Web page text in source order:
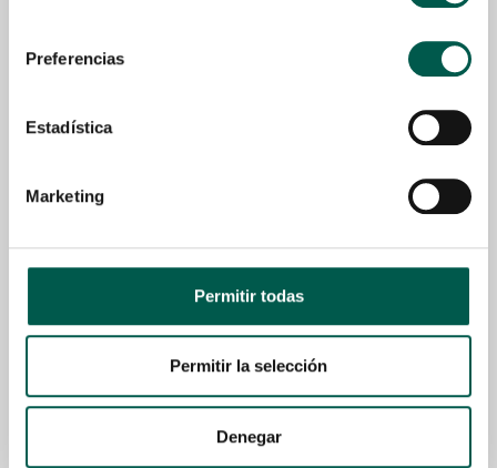
Preferencias
Estadística
Marketing
Permitir todas
Permitir la selección
Denegar
80% Gourmet Sausage Fresh Turkey
Desde4,50€
Seleccionar Opciones